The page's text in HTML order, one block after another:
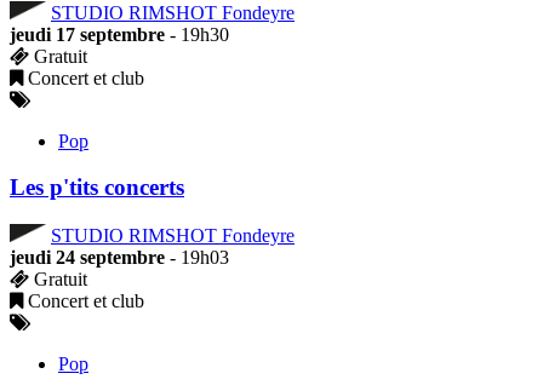
STUDIO RIMSHOT Fondeyre
jeudi 17 septembre - 19h30
Gratuit
Concert et club
Pop
Les p'tits concerts
STUDIO RIMSHOT Fondeyre
jeudi 24 septembre - 19h03
Gratuit
Concert et club
Pop